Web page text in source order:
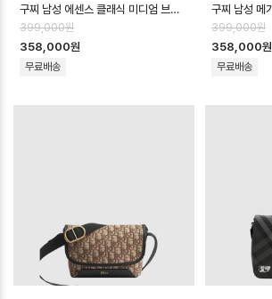
구찌 남성 에센스 클래식 미디엄 브리프케이스 - Gucci Mens Essence Clas…
399,000원
358,000원
무료배송
399,000원
358,000원
무료배송